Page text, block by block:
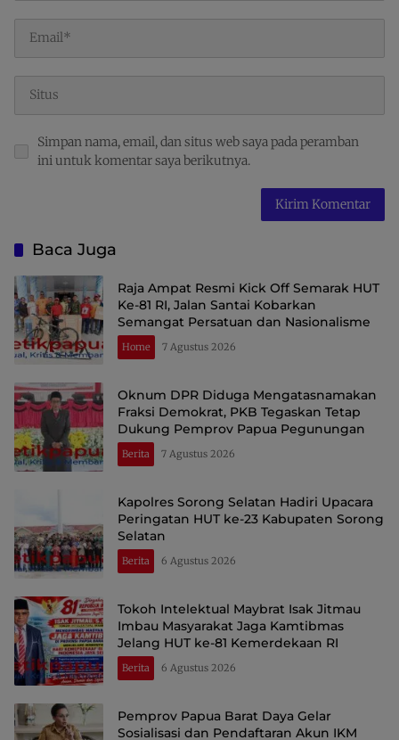
Simpan nama, email, dan situs web saya pada peramban
ini untuk komentar saya berikutnya.
Baca Juga
Raja Ampat Resmi Kick Off Semarak HUT
Ke-81 RI, Jalan Santai Kobarkan
Semangat Persatuan dan Nasionalisme
Home 7 Agustus 2026
Oknum DPR Diduga Mengatasnamakan
Fraksi Demokrat, PKB Tegaskan Tetap
Dukung Pemprov Papua Pegunungan
Berita 7 Agustus 2026
Kapolres Sorong Selatan Hadiri Upacara
Peringatan HUT ke-23 Kabupaten Sorong
Selatan
Berita 6 Agustus 2026
Tokoh Intelektual Maybrat Isak Jitmau
Imbau Masyarakat Jaga Kamtibmas
Jelang HUT ke-81 Kemerdekaan RI
Berita 6 Agustus 2026
Pemprov Papua Barat Daya Gelar
Sosialisasi dan Pendaftaran Akun IKM